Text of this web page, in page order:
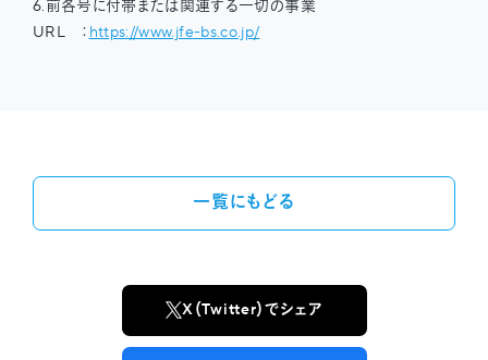
6.前各号に付帯または関連する⼀切の事業
URL ： https://www.jfe-bs.co.jp/
一覧にもどる
X（Twitter）でシェア